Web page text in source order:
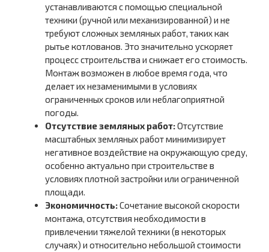
устанавливаются с помощью специальной
техники (ручной или механизированной) и не
требуют сложных земляных работ, таких как
рытье котлованов. Это значительно ускоряет
процесс строительства и снижает его стоимость.
Монтаж возможен в любое время года, что
делает их незаменимыми в условиях
ограниченных сроков или неблагоприятной
погоды.
Отсутствие земляных работ:Отсутствие
масштабных земляных работ минимизирует
негативное воздействие на окружающую среду,
особенно актуально при строительстве в
условиях плотной застройки или ограниченной
площади.
Экономичность:Сочетание высокой скорости
монтажа, отсутствия необходимости в
привлечении тяжелой техники (в некоторых
случаях) и относительно небольшой стоимости